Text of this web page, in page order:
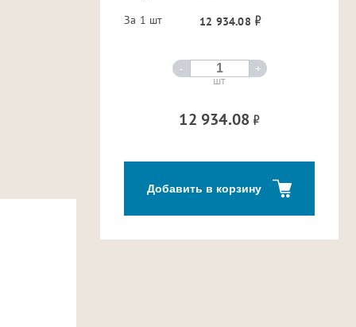
За 1 шт
12 934.08
- +
шт
12 934.08
Добавить в корзину